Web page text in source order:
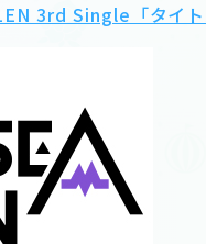
3rd Single「タイト